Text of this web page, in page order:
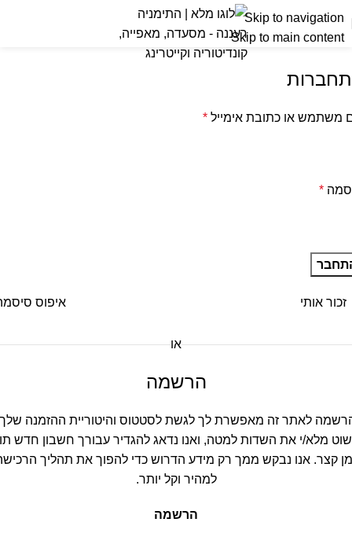
Skip to navigation
Skip to main content
שלי
או כתובת אימייל*
*
איפוס אותי
או
הרשמה
לאתר זה מאפשרת לך לגשת לסטטוס והיטוריית ההזמנה שלך.
מלא/י את השדות למטה, ואנו נדאג להגדיר עבורך חשבון חדש תוך
קצר. אנו נבקש ממך רק מידע הדרוש כדי להפוך את תהליך הרכישה
למהיר וקל יותר.
הרשמה